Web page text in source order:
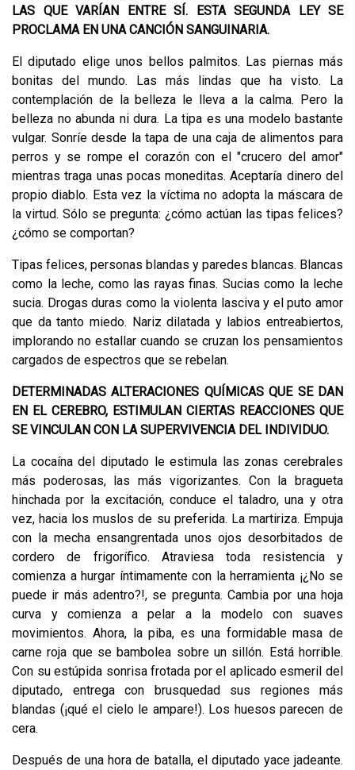
LAS QUE VARÍAN ENTRE SÍ. ESTA SEGUNDA LEY SE
PROCLAMA EN UNA CANCIÓN SANGUINARIA.
El diputado elige unos bellos palmitos. Las piernas más
bonitas del mundo. Las más lindas que ha visto. La
contemplación de la belleza le lleva a la calma. Pero la
belleza no abunda ni dura. La tipa es una modelo bastante
vulgar. Sonríe desde la tapa de una caja de alimentos para
perros y se rompe el corazón con el "crucero del amor"
mientras traga unas pocas moneditas. Aceptaría dinero del
propio diablo. Esta vez la víctima no adopta la máscara de
la virtud. Sólo se pregunta: ¿cómo actúan las tipas felices?
¿cómo se comportan?
Tipas felices, personas blandas y paredes blancas. Blancas
como la leche, como las rayas finas. Sucias como la leche
sucia. Drogas duras como la violenta lasciva y el puto amor
que da tanto miedo. Nariz dilatada y labios entreabiertos,
implorando no estallar cuando se cruzan los pensamientos
cargados de espectros que se rebelan.
DETERMINADAS ALTERACIONES QUÍMICAS QUE SE DAN
EN EL CEREBRO, ESTIMULAN CIERTAS REACCIONES QUE
SE VINCULAN CON LA SUPERVIVENCIA DEL INDIVIDUO.
La cocaína del diputado le estimula las zonas cerebrales
más poderosas, las más vigorizantes. Con la bragueta
hinchada por la excitación, conduce el taladro, una y otra
vez, hacia los muslos de su preferida. La martiriza. Empuja
con la mecha ensangrentada unos ojos desorbitados de
cordero de frigorífico. Atraviesa toda resistencia y
comienza a hurgar íntimamente con la herramienta ¡¿No se
puede ir más adentro?!, se pregunta. Cambia por una hoja
curva y comienza a pelar a la modelo con suaves
movimientos. Ahora, la piba, es una formidable masa de
carne roja que se bambolea sobre un sillón. Está horrible.
Con su estúpida sonrisa frotada por el aplicado esmeril del
diputado, entrega con brusquedad sus regiones más
blandas (¡qué el cielo le ampare!). Los huesos parecen de
cera.
Después de una hora de batalla, el diputado yace jadeante.